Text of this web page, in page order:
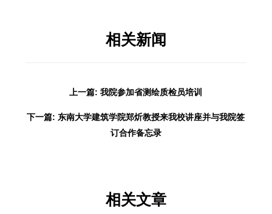
相关新闻
上一篇: 我院参加省测绘质检员培训
下一篇: 东南大学建筑学院郑炘教授来我校讲座并与我院签
订合作备忘录
相关文章